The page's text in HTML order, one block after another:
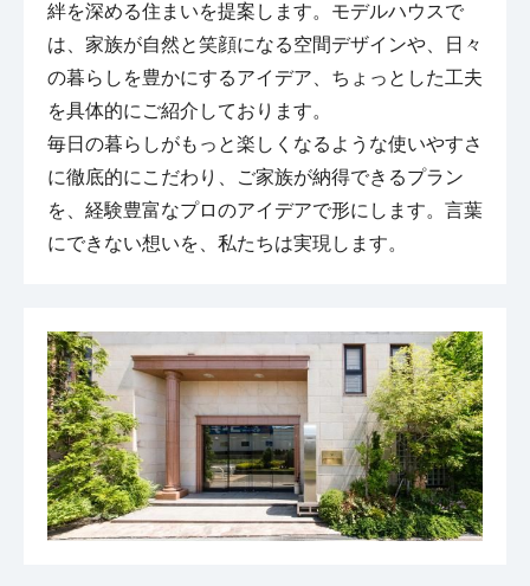
絆を深める住まいを提案します。モデルハウスで
は、家族が自然と笑顔になる空間デザインや、日々
の暮らしを豊かにするアイデア、ちょっとした工夫
を具体的にご紹介しております。
毎日の暮らしがもっと楽しくなるような使いやすさ
に徹底的にこだわり、ご家族が納得できるプラン
を、経験豊富なプロのアイデアで形にします。言葉
にできない想いを、私たちは実現します。